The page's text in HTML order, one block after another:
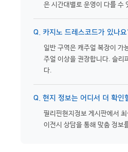
은 시간대별로 운영이 다를 수
Q. 카지노 드레스코드가 있나
일반 구역은 캐주얼 복장이 가
주얼 이상을 권장합니다. 슬리
다.
Q. 현지 정보는 어디서 더 확인
필리핀현지정보 게시판에서
이전시 상담을 통해 맞춤 정보